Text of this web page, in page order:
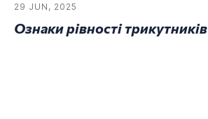
29 JUN, 2025
Ознаки рівності трикутників